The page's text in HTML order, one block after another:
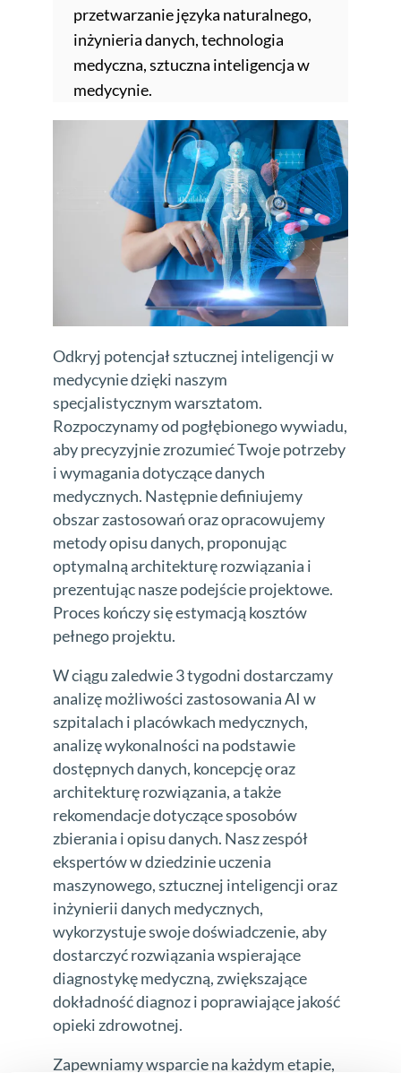
przetwarzanie języka naturalnego,
inżynieria danych, technologia
medyczna, sztuczna inteligencja w
medycynie.
Odkryj potencjał sztucznej inteligencji w
medycynie dzięki naszym
specjalistycznym warsztatom.
Rozpoczynamy od pogłębionego wywiadu,
aby precyzyjnie zrozumieć Twoje potrzeby
i wymagania dotyczące danych
medycznych. Następnie definiujemy
obszar zastosowań oraz opracowujemy
metody opisu danych, proponując
optymalną architekturę rozwiązania i
prezentując nasze podejście projektowe.
Proces kończy się estymacją kosztów
pełnego projektu.
W ciągu zaledwie 3 tygodni dostarczamy
analizę możliwości zastosowania AI w
szpitalach i placówkach medycznych,
analizę wykonalności na podstawie
dostępnych danych, koncepcję oraz
architekturę rozwiązania, a także
rekomendacje dotyczące sposobów
zbierania i opisu danych. Nasz zespół
ekspertów w dziedzinie uczenia
maszynowego, sztucznej inteligencji oraz
inżynierii danych medycznych,
wykorzystuje swoje doświadczenie, aby
dostarczyć rozwiązania wspierające
diagnostykę medyczną, zwiększające
dokładność diagnoz i poprawiające jakość
opieki zdrowotnej.
Zapewniamy wsparcie na każdym etapie,